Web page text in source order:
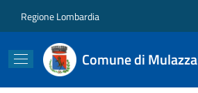
Regione Lombardia
Comune di